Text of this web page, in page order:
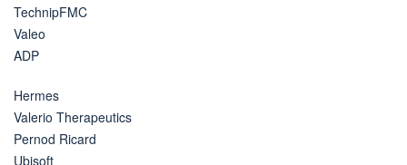
TechnipFMC
Valeo
ADP
Hermes
Valerio Therapeutics
Pernod Ricard
Ubisoft